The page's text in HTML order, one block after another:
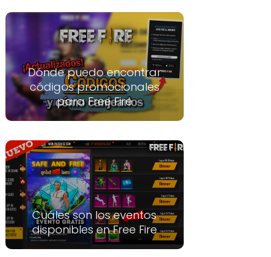
Dónde puedo encontrar
códigos promocionales
para Free Fire
Cuáles son los eventos
disponibles en Free Fire